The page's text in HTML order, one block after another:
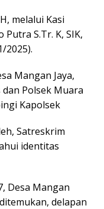
melalui Kasi
S.Tr. K, SIK,
2025).
Mangan Jaya,
Polsek Muara
Kapolsek
Satreskrim
identitas
Desa Mangan
delapan